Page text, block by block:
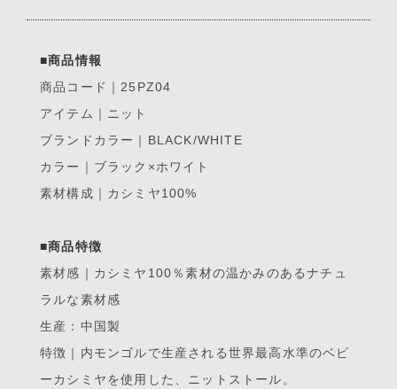
■商品情報
商品コード｜25PZ04
アイテム｜ニット
ブランドカラー｜BLACK/WHITE
カラー｜ブラック×ホワイト
素材構成｜カシミヤ100%
■商品特徴
素材感｜カシミヤ100％素材の温かみのあるナチュ
ラルな素材感
生産：中国製
特徴｜内モンゴルで生産される世界最高水準のベビ
ーカシミヤを使用した、ニットストール。